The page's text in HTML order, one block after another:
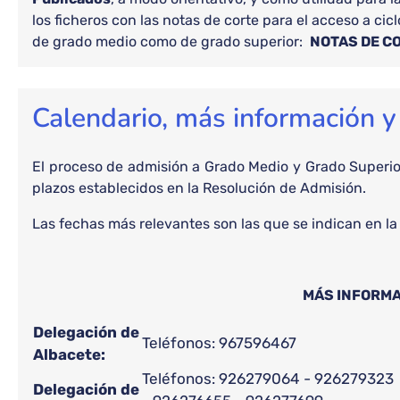
los ficheros con las notas de corte para el acceso a
de grado medio como de grado superior: NOTAS DE
Calendario, más información
El proceso de admisión a Grado Medio y Grado
plazos establecidos en la Resolución de Admisión.
Las fechas más relevantes son las que se indican en
MÁS
Delegación de
Albacete:
Teléfonos: 967596467
Delegación de
Teléfonos: 926279064 - 926279323